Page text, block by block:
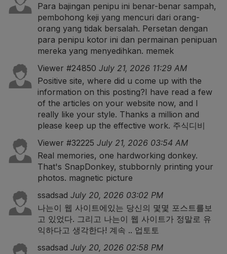
Para bajingan penipu ini benar-benar sampah,
pembohong keji yang mencuri dari orang-
orang yang tidak bersalah. Persetan dengan
para penipu kotor ini dan permainan penipuan
mereka yang menyedihkan. memek
Viewer #24850 July 21, 2026 11:29 AM
Positive site, where did u come up with the
information on this posting?I have read a few
of the articles on your website now, and I
really like your style. Thanks a million and
please keep up the effective work. 주식디비
Viewer #32225 July 21, 2026 03:54 AM
Real memories, one hardworking donkey.
That's SnapDonkey, stubbornly printing your
photos. magnetic picture
ssadsad July 20, 2026 03:02 PM
나는이 웹 사이트에있는 당신의 몇몇 포스트를보
고 있었다. 그리고 나는이 웹 사이트가 정말로 유
익하다고 생각한다! 계속 .. 업토토
ssadsad July 20, 2026 02:58 PM